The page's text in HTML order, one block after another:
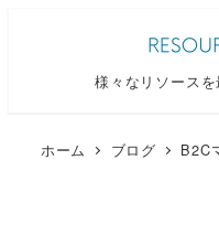
様々なリソース
ホーム ブログ B2C